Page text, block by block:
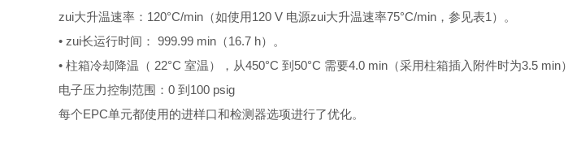
zui大升温速率：120°C/min（如使用120 V 电源zui大升温速率75°C/min，参见表1）。
• zui长运行时间： 999.99 min （16.7 h）。
• 柱箱冷却降温（ 22°C 室温），从450°C 到50°C 需要4.0 min（采用柱箱插入附件时为3.5 min）
电子压力控制范围： 0 到 100 psig
每个EPC单元都使用的进样口和检测器选项进行了优化。